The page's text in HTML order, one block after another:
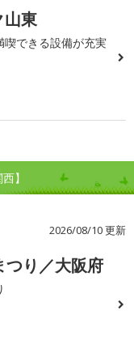
山東
喫できる設備が充実
】
2026/08/10 更新
つり／大阪府